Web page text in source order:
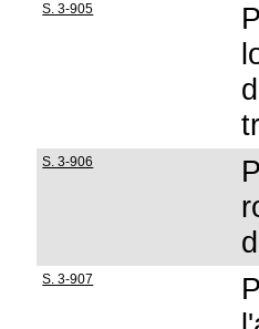
S. 3-905
S. 3-906
S. 3-907